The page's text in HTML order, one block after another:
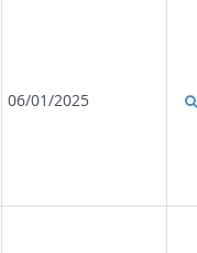
06/01/2025